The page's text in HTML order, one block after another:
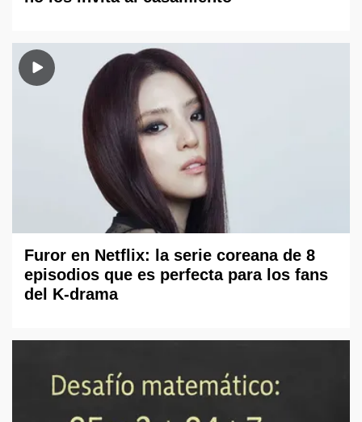
Furor en Netflix: la serie coreana de 8
episodios que es perfecta para los fans
del K-drama